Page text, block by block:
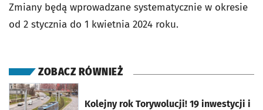
Zmiany będą wprowadzane systematycznie w okresie
od 2 stycznia do 1 kwietnia 2024 roku.
ZOBACZ RÓWNIEŻ
Kolejny rok Torywolucji! 19 inwestycji i
otworzy się w nowej karcie